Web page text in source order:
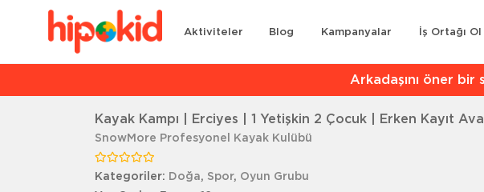
Aktiviteler Blog Kampanyalar İş Ortağı Ol
Arkadaşını öner
Kayak Kampı | Erciyes | 1 Yetişkin 2 Çocuk | Erken Kayıt
SnowMore Profesyonel Kayak Kulübü
Kategoriler: Doğa, Spor, Oyun Grubu